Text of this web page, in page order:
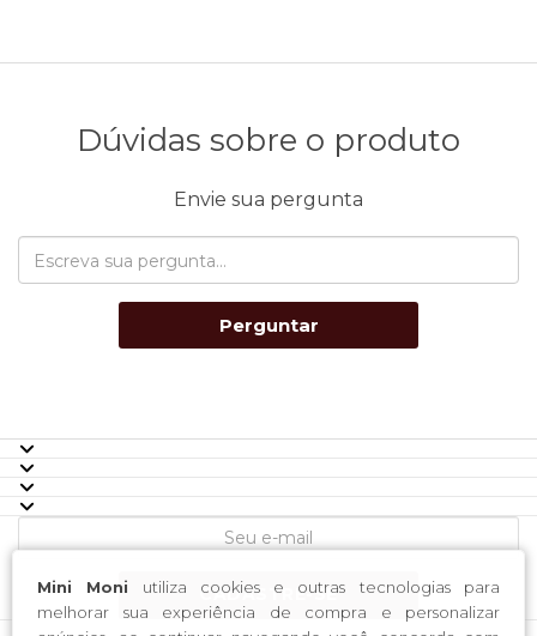
Mini Moni utiliza cookies e outras tecnologias para
melhorar sua experiência de compra e personalizar
Dúvidas sobre o produto
Envie sua pergunta
Perguntar
CADASTRE-SE